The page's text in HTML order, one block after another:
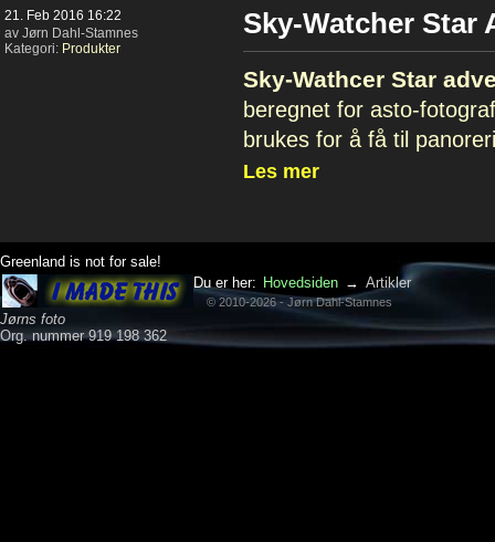
21. Feb 2016 16:22
av Jørn Dahl-Stamnes
Kategori: Produkter
Sky-Watcher Star
Sky-Wathcer Star
beregnet for asto-
brukes for å få til
Les mer
Greenland is not for sale!
Jørns foto
Org. nummer 919 198 362
Du er her: Hovedsiden → Artikler
© 2010-2026 - Jørn Dahl-Stamnes